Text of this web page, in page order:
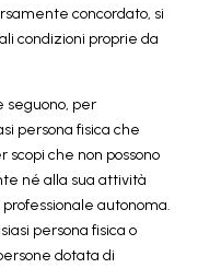
concordato, si
condizioni proprie da
seguono, per
persona fisica che
scopi che non possono
né alla sua attività
autonoma.
persona fisica o
dotata di